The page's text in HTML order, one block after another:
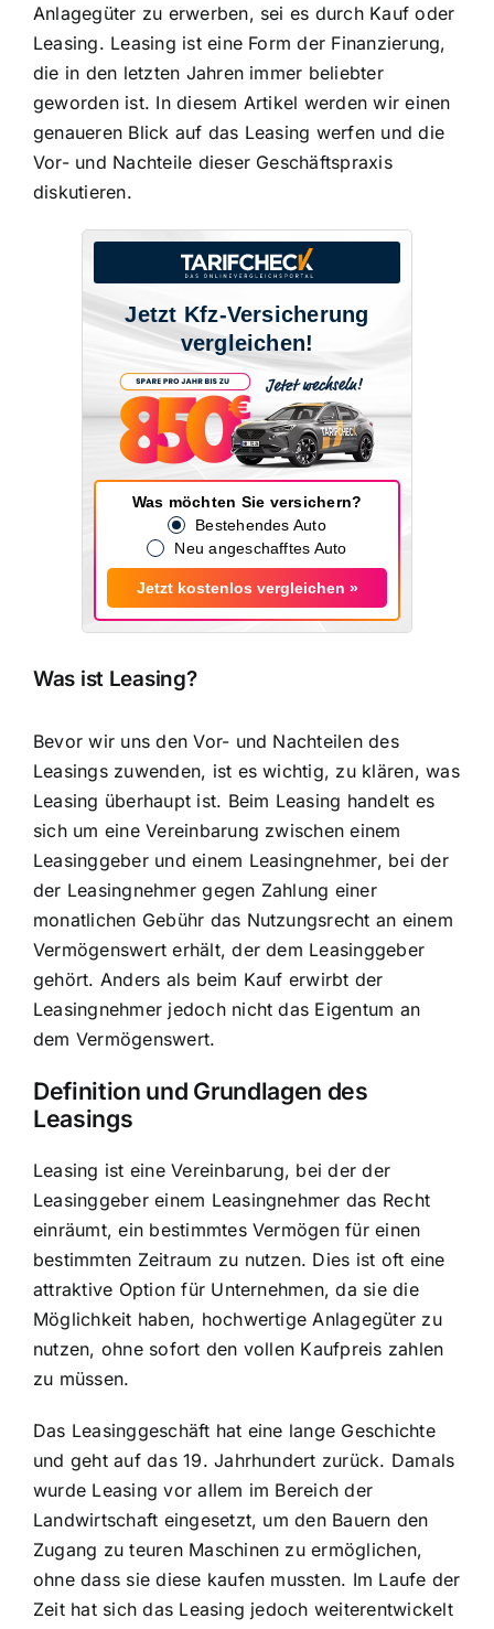
Anlagegüter zu erwerben, sei es durch Kauf oder
Leasing. Leasing ist eine Form der Finanzierung,
die in den letzten Jahren immer beliebter
geworden ist. In diesem Artikel werden wir einen
genaueren Blick auf das Leasing werfen und die
Vor- und Nachteile dieser Geschäftspraxis
diskutieren.
Jetzt Kfz-Versicherung
vergleichen!
Was möchten Sie versichern?
Bestehendes Auto
Neu angeschafftes Auto
Jetzt kostenlos vergleichen »
Was ist Leasing?
Bevor wir uns den Vor- und Nachteilen des
Leasings zuwenden, ist es wichtig, zu klären, was
Leasing überhaupt ist. Beim Leasing handelt es
sich um eine Vereinbarung zwischen einem
Leasinggeber und einem Leasingnehmer, bei der
der Leasingnehmer gegen Zahlung einer
monatlichen Gebühr das Nutzungsrecht an einem
Vermögenswert erhält, der dem Leasinggeber
gehört. Anders als beim Kauf erwirbt der
Leasingnehmer jedoch nicht das Eigentum an
dem Vermögenswert.
Definition und Grundlagen des
Leasings
Leasing ist eine Vereinbarung, bei der der
Leasinggeber einem Leasingnehmer das Recht
einräumt, ein bestimmtes Vermögen für einen
bestimmten Zeitraum zu nutzen. Dies ist oft eine
attraktive Option für Unternehmen, da sie die
Möglichkeit haben, hochwertige Anlagegüter zu
nutzen, ohne sofort den vollen Kaufpreis zahlen
zu müssen.
Das Leasinggeschäft hat eine lange Geschichte
und geht auf das 19. Jahrhundert zurück. Damals
wurde Leasing vor allem im Bereich der
Landwirtschaft eingesetzt, um den Bauern den
Zugang zu teuren Maschinen zu ermöglichen,
ohne dass sie diese kaufen mussten. Im Laufe der
Zeit hat sich das Leasing jedoch weiterentwickelt